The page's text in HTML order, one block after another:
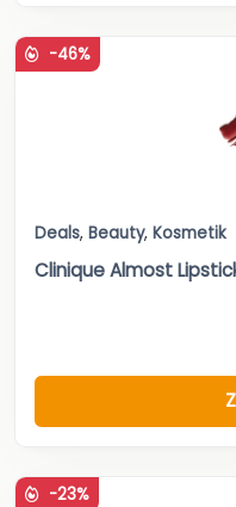
-46%
Deals, Beauty, Kosmetik
Clinique Almost
-23%